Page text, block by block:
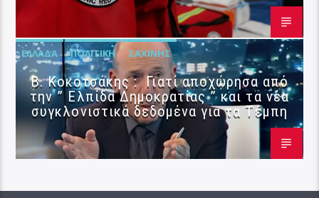
ΕΛΛΆΔΑ ΠΟΛΙΤΙΚΉ ΣΑΧΊΝΗΣ
Β. Κοκοτσάκης : Γιατί αποχώρησα από
την ” Ελπίδα Δημοκρατίας ” και τα νέα
συγκλονιστικά δεδομένα για τα Τέμπη